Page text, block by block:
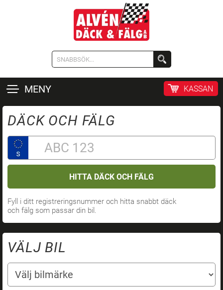
MENY KASSAN
DÄCK OCH FÄLG
HITTA DÄCK OCH FÄLG
Fyll i ditt registreringsnummer och hitta snabbt däck
och fälg som passar din bil.
VÄLJ BIL